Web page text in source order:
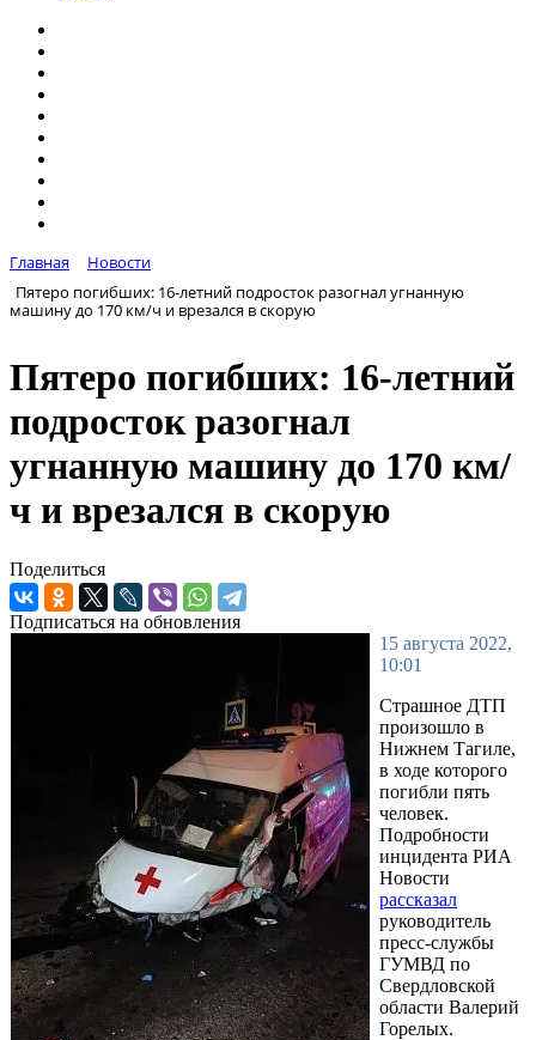
Главная
Новости
Пятеро погибших: 16-летний подросток разогнал угнанную
машину до 170 км/ч и врезался в скорую
Пятеро погибших: 16-летний
подросток разогнал
угнанную машину до 170 км/
ч и врезался в скорую
Поделиться
Подписаться на обновления
15 августа 2022,
10:01
Страшное ДТП
произошло в
Нижнем Тагиле,
в ходе которого
погибли пять
человек.
Подробности
инцидента РИА
Новости
рассказал
руководитель
пресс-службы
ГУМВД по
Свердловской
области Валерий
Горелых.